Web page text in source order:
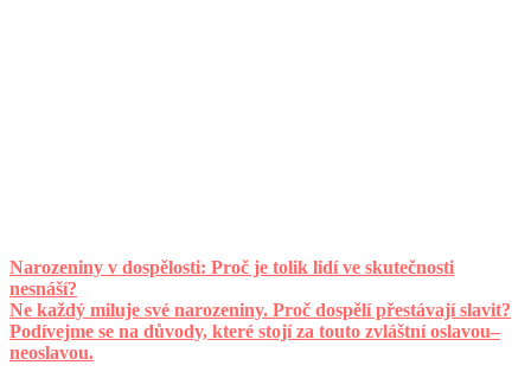
Narozeniny v dospělosti: Proč je tolik lidí ve skutečnosti
nesnáší?
Ne každý miluje své narozeniny. Proč dospělí přestávají slavit?
Podívejme se na důvody, které stojí za touto zvláštní oslavou–
neoslavou.